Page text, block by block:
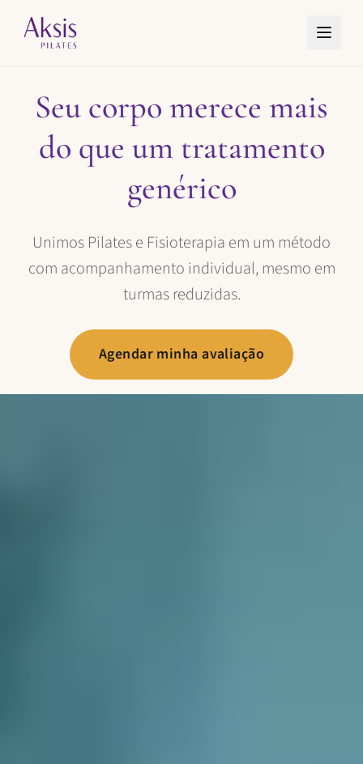
Seu corpo merece mais
do que um tratamento
genérico
Unimos Pilates e Fisioterapia em um método
com acompanhamento individual, mesmo em
turmas reduzidas.
Agendar minha avaliação